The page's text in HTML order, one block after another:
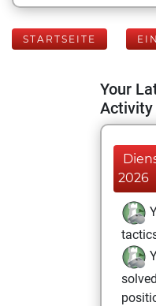
STARTSEITE
Your
Activity
2026